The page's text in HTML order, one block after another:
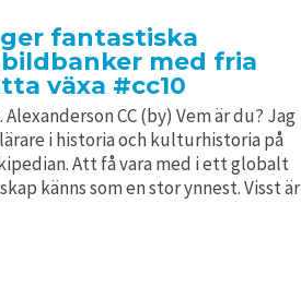
fantastiska
med fria
växa #cc10
CC (by) Vem är du? Jag
i historia och kulturhistoria på
Att få vara med i ett globalt
känns som en stor ynnest. Visst är